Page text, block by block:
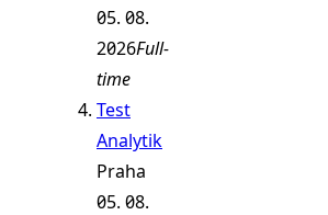
05. 08.
2026Full-
time
Test
Analytik
Praha
05. 08.